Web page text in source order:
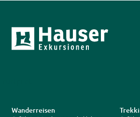
Wanderreisen